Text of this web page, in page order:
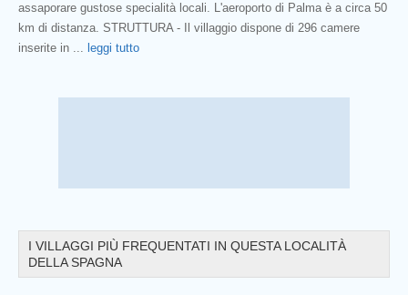
assaporare gustose specialità locali. L'aeroporto di Palma è a circa 50
km di distanza. STRUTTURA - Il villaggio dispone di 296 camere
inserite in ... leggi tutto
I VILLAGGI PIÙ FREQUENTATI IN QUESTA LOCALITÀ
DELLA SPAGNA